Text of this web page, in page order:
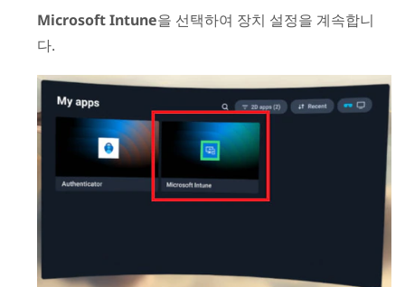
Microsoft Intune을 선택하여 장치 설정을 계속합니
다.